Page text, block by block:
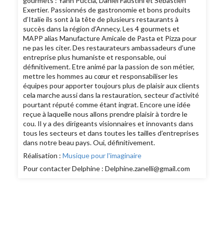
Exertier. Passionnés de gastronomie et bons produits
d’Italie ils sont à la tête de plusieurs restaurants à
succès dans la région d’Annecy. Les 4 gourmets et
MAPP alias Manufacture Amicale de Pasta et Pizza pour
ne pas les citer. Des restaurateurs ambassadeurs d’une
entreprise plus humaniste et responsable, oui
définitivement. Etre animé par la passion de son métier,
mettre les hommes au cœur et responsabiliser les
équipes pour apporter toujours plus de plaisir aux clients
cela marche aussi dans la restauration, secteur d’activité
pourtant réputé comme étant ingrat. Encore une idée
reçue à laquelle nous allons prendre plaisir à tordre le
cou. Il y a des dirigeants visionnaires et innovants dans
tous les secteurs et dans toutes les tailles d’entreprises
dans notre beau pays. Oui, définitivement.
Réalisation :Musique pour l'imaginaire
Pour contacter Delphine : Delphine.zanelli@gmail.com